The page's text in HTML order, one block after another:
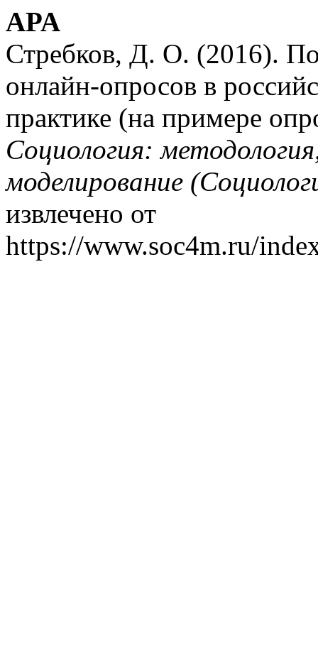
APA
Стребков, Д. О. (2016).
онлайн-опросов в
практике (на примере
Социология:
моделирование
извлечено от
https://www.soc4m.ru/